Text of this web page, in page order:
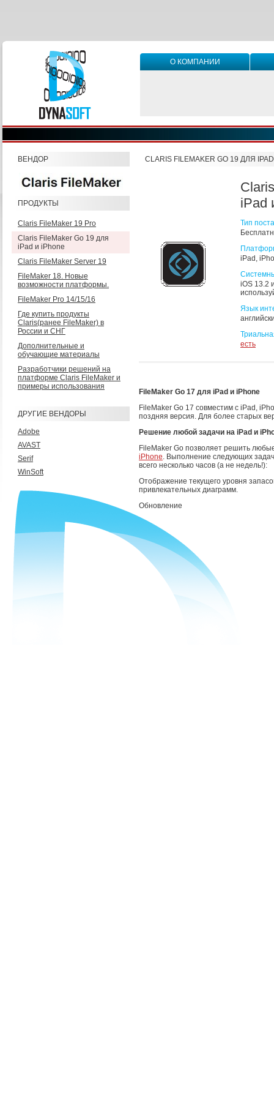
О КОМПАНИИ
ВЕНДОР
ПРОДУКТЫ
Claris FileMaker 19 Pro
Claris FileMaker Go 19 для
iPad и iPhone
Claris FileMaker Server 19
FileMaker 18. Новые
возможности платформы.
FileMaker Pro 14/15/16
Где купить продукты
Claris(ранее FileMaker) в
России и СНГ
Дополнительные и
обучающие материалы
Разработчики решений на
платформе Claris FileMaker и
примеры использования
ДРУГИЕ ВЕНДОРЫ
Adobe
AVAST
Serif
WinSoft
CLARIS FILEMAKER GO 19 ДЛЯ
iPad
Тип
iPad,
iOS 13.2
Язык
есть
FileMaker Go 17 для iPad и iPhone
FileMaker Go 17 совместим с iPad,
поздняя версия. Для более старых
Решение любой задачи на iPad и
FileMaker Go позволяет решить
iPhone. Выполнение следующих
всего несколько часов (а не недель!):
Отображение текущего уровня
привлекательных диаграмм.
Обновление